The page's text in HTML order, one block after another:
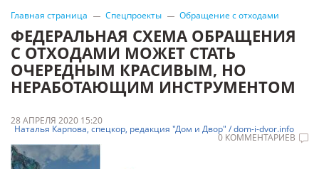
Главная страница Спецпроекты Обращение с отходами
ФЕДЕРАЛЬНАЯ СХЕМА ОБРАЩЕНИЯ
С ОТХОДАМИ МОЖЕТ СТАТЬ
ОЧЕРЕДНЫМ КРАСИВЫМ, НО
НЕРАБОТАЮЩИМ ИНСТРУМЕНТОМ
28 АПРЕЛЯ 2020 15:20
Наталья Карпова, спецкор, редакция "Дом и Двор" / dom-i-dvor.info
0 КОММЕНТАРИЕВ